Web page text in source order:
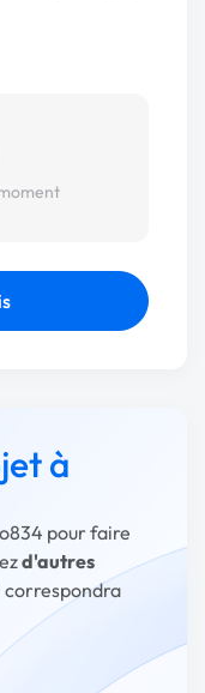
à
pour faire
d'autres
correspondra